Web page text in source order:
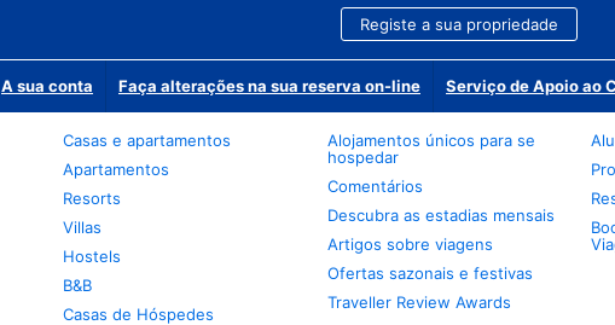
Registe a sua propriedade
A sua conta Faça alterações na sua reserva on-line Serviço de Apoio ao
Casas e apartamentos
Apartamentos
Resorts
Villas
Hostels
B&B
Casas de Hóspedes
Alojamentos únicos para se
hospedar
Comentários
Descubra as estadias mensais
Artigos sobre viagens
Ofertas sazonais e festivas
Traveller Review Awards